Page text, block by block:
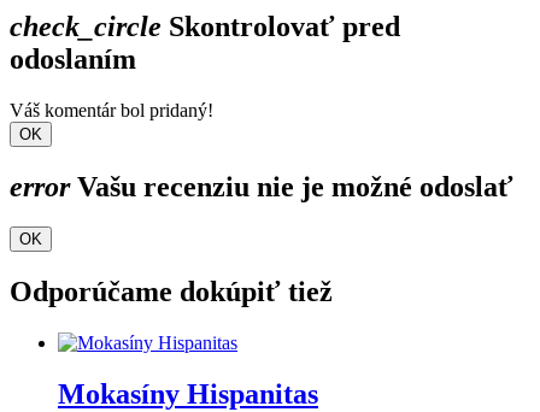
check_circle Skontrolovať pred
odoslaním
Váš komentár bol pridaný!
OK
errorVašu recenziu nie je možné odoslať
OK
Odporúčame dokúpiť tiež
Mokasíny Hispanitas